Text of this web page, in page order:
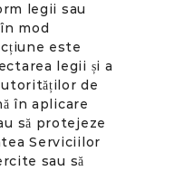
legii sau
mod
este
legii și a
de
în aplicare
să protejeze
Serviciilor
sau să